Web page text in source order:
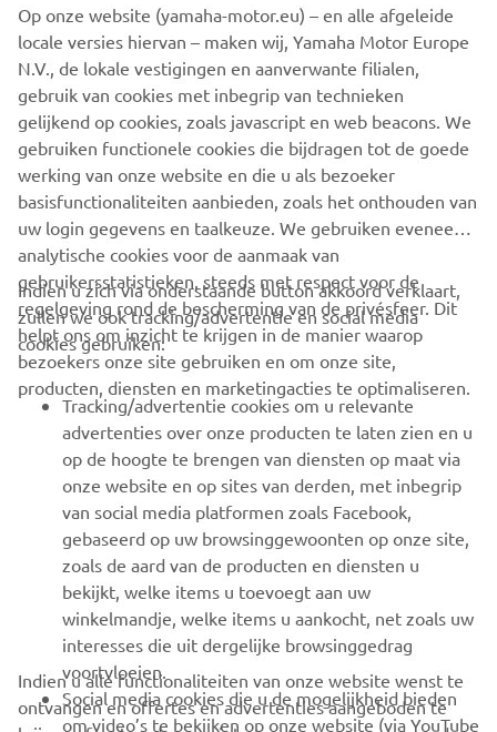
Geen nieuws gevonden
Wijzig filters of verken een ander segment
CORPORATE
BUSINESS
MEER YAMAHA
SUPPORT
NIEUWSBRIEF
Wees de eerste die meer te weten komt over de nieuwste deals,
Op onze website (yamaha-motor.eu) – en alle afgeleide
locale versies hiervan – maken wij, Yamaha Motor Europe
N.V., de lokale vestigingen en aanverwante filialen,
gebruik van cookies met inbegrip van technieken
gelijkend op cookies, zoals javascript en web beacons. We
gebruiken functionele cookies die bijdragen tot de goede
werking van onze website en die u als bezoeker
basisfunctionaliteiten aanbieden, zoals het onthouden van
uw login gegevens en taalkeuze. We gebruiken eveneens
analytische cookies voor de aanmaak van
gebruikersstatistieken, steeds met respect voor de
regelgeving rond de bescherming van de privésfeer. Dit
helpt ons om inzicht te krijgen in de manier waarop
bezoekers onze site gebruiken en om onze site,
producten, diensten en marketingacties te optimaliseren.
Indien u zich via onderstaande button akkoord verklaart,
zullen we ook tracking/advertentie en social media
cookies gebruiken:
Tracking/advertentie cookies om u relevante
advertenties over onze producten te laten zien en u
op de hoogte te brengen van diensten op maat via
onze website en op sites van derden, met inbegrip
van social media platformen zoals Facebook,
gebaseerd op uw browsinggewoonten op onze site,
zoals de aard van de producten en diensten u
bekijkt, welke items u toevoegt aan uw
winkelmandje, welke items u aankocht, net zoals uw
interesses die uit dergelijke browsinggedrag
voortvloeien.
Social media cookies die u de mogelijkheid bieden
om video’s te bekijken op onze website (via YouTube
Indien u alle functionaliteiten van onze website wenst te
ontvangen en offertes en advertenties aangeboden te